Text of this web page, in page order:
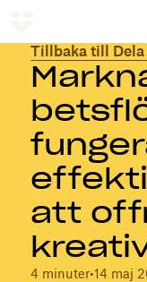
Tillbaka till
att
4 minuter•14 maj